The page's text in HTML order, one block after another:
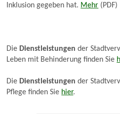
Inklusion gegeben hat. Mehr (PDF)
Die Dienstleistungen der
Leben mit Behinderung finden Sie
Die Dienstleistungen der
Pflege finden Sie hier.